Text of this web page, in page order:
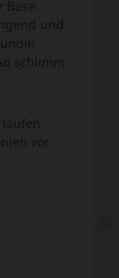
Base
und
schlimm
vor